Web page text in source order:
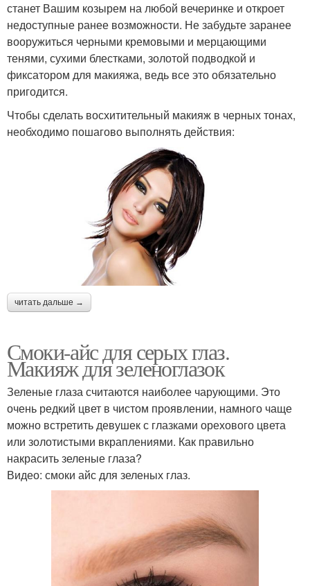
станет Вашим козырем на любой вечеринке и откроет
недоступные ранее возможности. Не забудьте заранее
вооружиться черными кремовыми и мерцающими
тенями, сухими блестками, золотой подводкой и
фиксатором для макияжа, ведь все это обязательно
пригодится.
Чтобы сделать восхитительный макияж в черных тонах,
необходимо пошагово выполнять действия:
читать дальше →
Смоки-айс для серых глаз.
Макияж для зеленоглазок
Зеленые глаза считаются наиболее чарующими. Это
очень редкий цвет в чистом проявлении, намного чаще
можно встретить девушек с глазками орехового цвета
или золотистыми вкраплениями. Как правильно
накрасить зеленые глаза?
Видео: смоки айс для зеленых глаз.